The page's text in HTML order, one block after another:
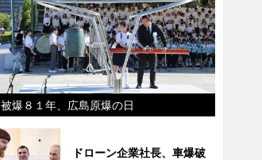
被爆８１年、広島原爆の日
ドローン企業社長、車爆破